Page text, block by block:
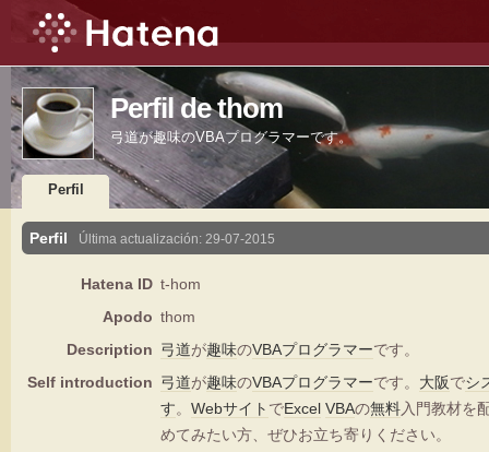
Perfil de thom
弓道が趣味のVBAプログラマーです。
Perfil
Perfil Última actualización: 29-07-2015
Hatena ID t-hom
Apodo thom
Description 弓道が趣味のVBAプログラマーです。
Self introduction 弓道が趣味のVBAプログラマーです。 大阪でシ
す。 Webサイト でExcel VBAの無料入門教材を
めてみたい方、ぜひお立ち寄りください。